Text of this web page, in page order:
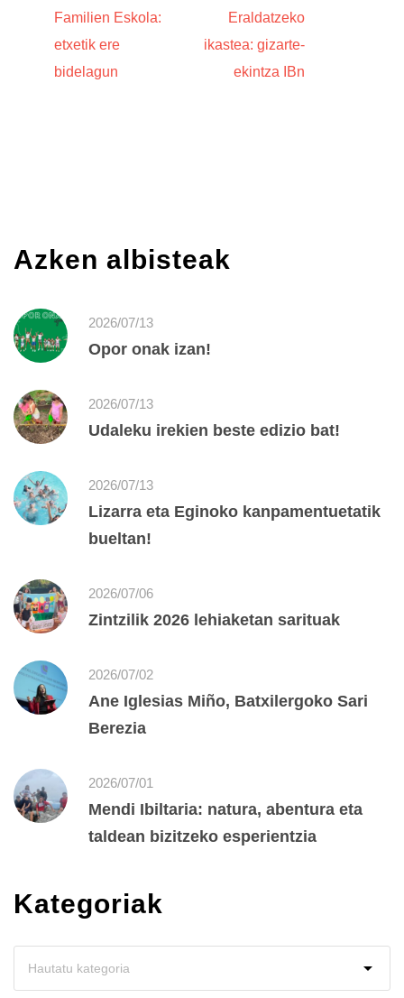
Familien Eskola:
etxetik ere
bidelagun
Eraldatzeko
ikastea: gizarte-
ekintza IBn
Azken albisteak
2026/07/13
Opor onak izan!
2026/07/13
Udaleku irekien beste edizio bat!
2026/07/13
Lizarra eta Eginoko kanpamentuetatik
bueltan!
2026/07/06
Zintzilik 2026 lehiaketan sarituak
2026/07/02
Ane Iglesias Miño, Batxilergoko Sari
Berezia
2026/07/01
Mendi Ibiltaria: natura, abentura eta
taldean bizitzeko esperientzia
Kategoriak